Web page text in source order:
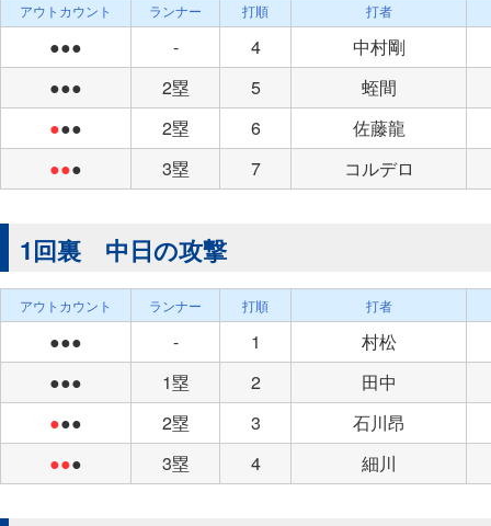
アウトカウント ランナー 打順 打者
●●● - 4
中村剛
●●●
2塁 5
蛭間
●●● 2塁 6
佐藤龍
●●● 3塁 7 コルデロ
1回裏 中日の攻撃
アウトカウント ランナー 打順 打者
●●● - 1
村松
●●●
1塁 2
田中
●●● 2塁 3
石川昂
●●● 3塁 4 細川